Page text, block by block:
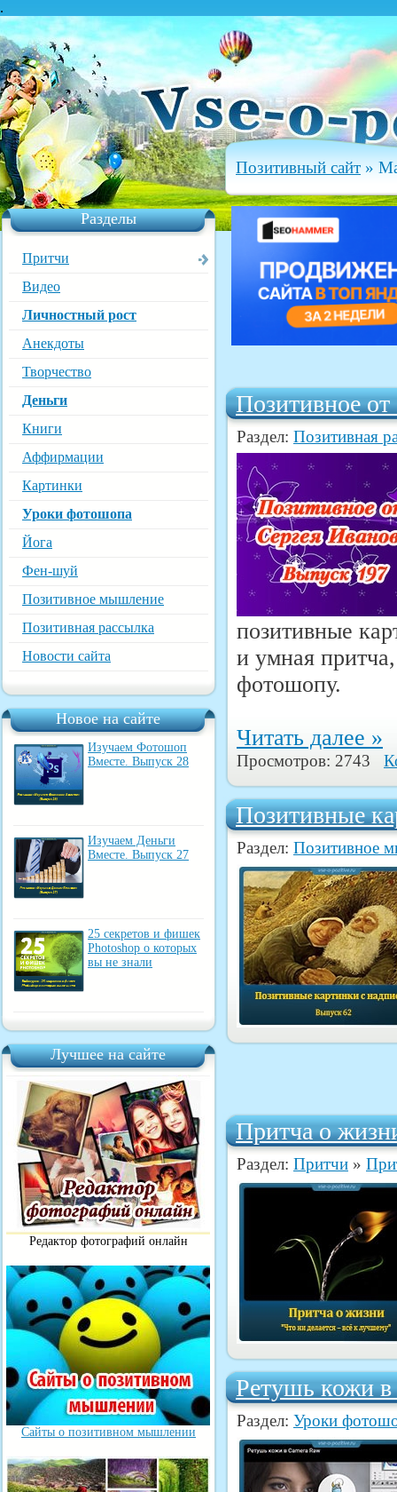
.
Разделы
Притчи
Видео
Личностный рост
Анекдоты
Творчество
Деньги
Книги
Аффирмации
Картинки
Уроки фотошопа
Йога
Фен-шуй
Позитивное мышление
Позитивная рассылка
Новости сайта
Новое на сайте
Изучаем Фотошоп
Вместе. Выпуск 28
Изучаем Деньги
Вместе. Выпуск 27
25 секретов и фишек
Photoshop о которых
вы не знали
Лучшее на сайте
Редактор фотографий онлайн
Сайты о позитивном мышлении
Позитивный сайт »
Позитивное
Раздел: Позитивная
позитивные
и умная
фотошопу.
Читать далее »
Просмотров: 2743
Позитивные
Раздел: Позитивное
Притча о
Раздел: Притчи »
Ретушь кожи в
Раздел: Уроки